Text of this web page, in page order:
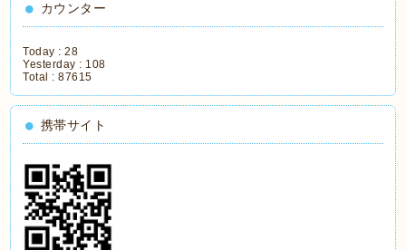
カウンター
Today :28
Yesterday : 108
Total :87615
携帯サイト